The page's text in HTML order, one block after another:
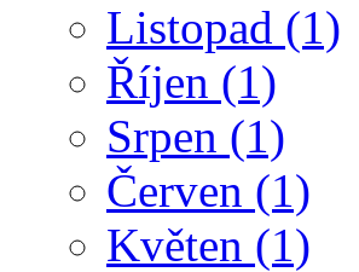
Listopad (1)
Říjen (1)
Srpen (1)
Červen (1)
Květen (1)